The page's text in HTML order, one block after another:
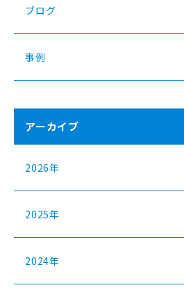
ブログ
事例
アーカイブ
2026年
2025年
2024年